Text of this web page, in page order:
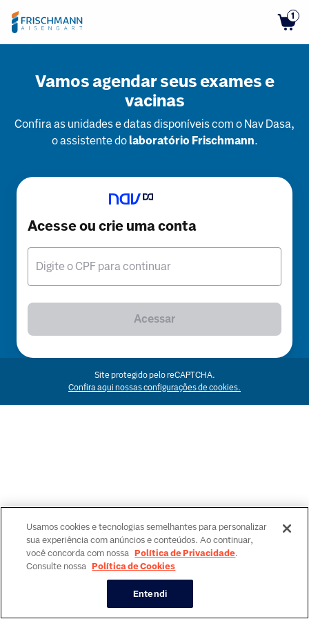
1
Vamos agendar seus exames e
vacinas
Confira as unidades e datas disponíveis com o Nav Dasa,
o assistente dolaboratório Frischmann.
Acesse ou crie uma conta
Digite o CPF para continuar
Acessar
Site protegido pelo reCAPTCHA.
Confira aqui nossas configurações de cookies.
Usamos cookies e tecnologias semelhantes para personalizar
sua experiência com anúncios e conteúdos. Ao continuar,
você concorda com nossa Política de Privacidade.
Consulte nossa Política de Cookies
Entendi